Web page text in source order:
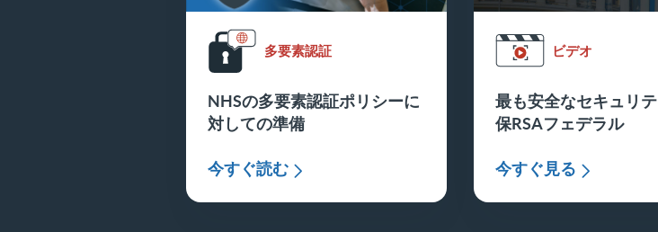
多要素認証
NHSの多要素認証ポリシーに
対しての準備
今すぐ読む
ビデオ
最も安全なセキュリ
保RSAフェデラル
今すぐ見る